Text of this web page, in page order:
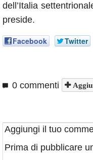
dell’Italia
preside.
Facebook Twitter
0 commenti
Aggiungi il tuo
Prima di pubblicare